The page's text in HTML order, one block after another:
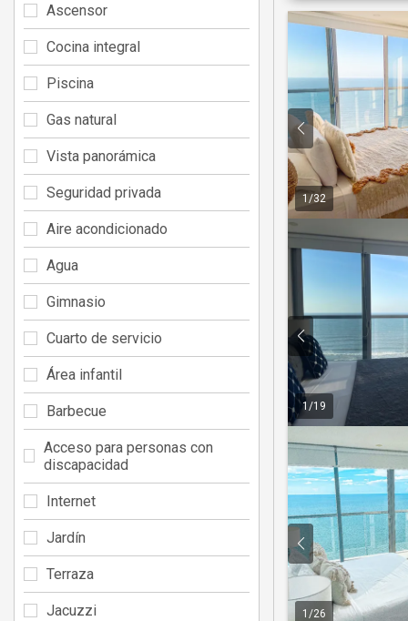
1 /32
1 /19
1 /26
Ascensor
Cocina integral
Piscina
Gas natural
Vista panorámica
Seguridad privada
Aire acondicionado
Agua
Gimnasio
Cuarto de servicio
Área infantil
Barbecue
Acceso para personas con
discapacidad
Internet
Jardín
Terraza
Jacuzzi